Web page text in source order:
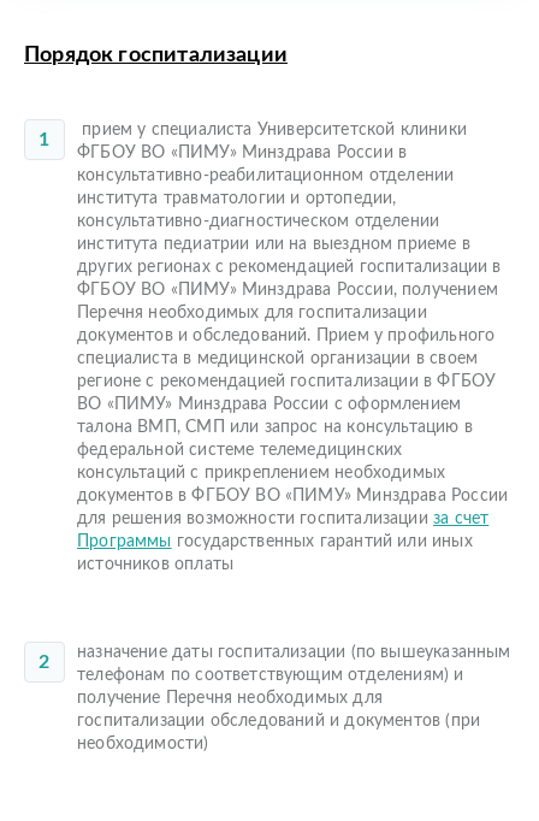
Порядок госпитализации
прием у специалиста Университетской клиники
ФГБОУ ВО «ПИМУ» Минздрава России в
консультативно-реабилитационном отделении
института травматологии и ортопедии,
консультативно-диагностическом отделении
института педиатрии или на выездном приеме в
других регионах с рекомендацией госпитализации в
ФГБОУ ВО «ПИМУ» Минздрава России, получением
Перечня необходимых для госпитализации
документов и обследований. Прием у профильного
специалиста в медицинской организации в своем
регионе с рекомендацией госпитализации в ФГБОУ
ВО «ПИМУ» Минздрава России с оформлением
талона ВМП, СМП или запрос на консультацию в
федеральной системе телемедицинских
консультаций с прикреплением необходимых
документов в ФГБОУ ВО «ПИМУ» Минздрава России
для решения возможности госпитализацииза счет
Программы государственных гарантий или иных
источников оплаты
назначение даты госпитализации (по вышеуказанным
телефонам по соответствующим отделениям) и
получение Перечня необходимых для
госпитализации обследований и документов (при
необходимости)